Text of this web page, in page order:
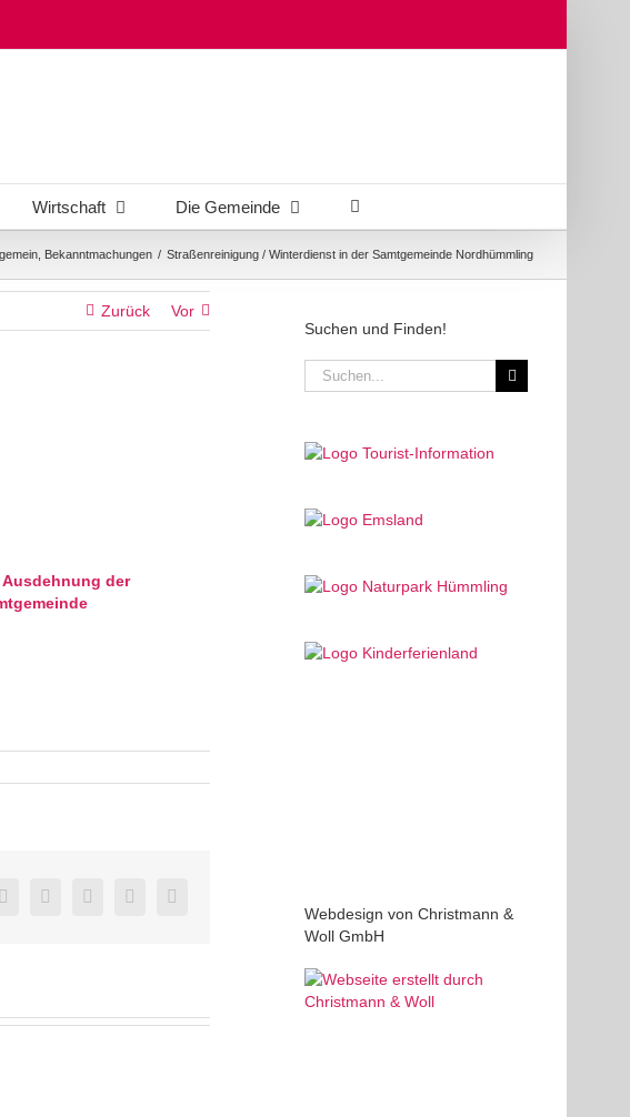
Wirtschaft Die Gemeinde
Bekanntmachungen / Straßenreinigung / Winterdienst in der Samtgemeinde Nordhümmling
Zurück Vor
der
FacebookTwitter LinkedInPinterest
Suchen und Finden!
Suche
nach:
Webdesign von Christmann &
Woll GmbH